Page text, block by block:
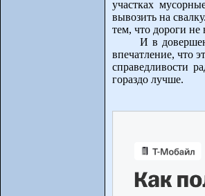
участках
вывозить на
тем, что дороги
И в
впечатление, что
справедливости
гораздо лучше.